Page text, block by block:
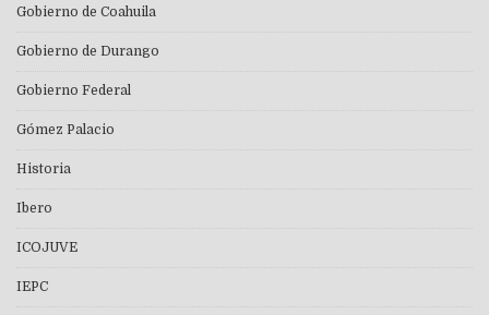
Gobierno de Coahuila
Gobierno de Durango
Gobierno Federal
Gómez Palacio
Historia
Ibero
ICOJUVE
IEPC